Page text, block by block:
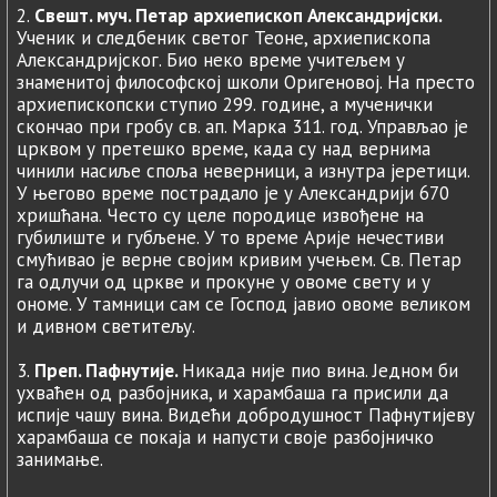
2. Свешт. муч. Петар архиепископ Александријски.
Ученик и следбеник светог Теоне, архиепископа
Александријског. Био неко време учитељем у
знаменитој философској школи Оригеновој. На престо
архиепископски ступио 299. године, а мученички
скончао при гробу св. ап. Марка 311. год. Управљао је
црквом у претешко време, када су над вернима
чинили насиље споља неверници, а изнутра јеретици.
У његово време пострадало је у Александрији 670
хришћана. Често су целе породице извођене на
губилиште и губљене. У то време Арије нечестиви
смућивао је верне својим кривим учењем. Св. Петар
га одлучи од цркве и прокуне у овоме свету и у
ономе. У тамници сам се Господ јавио овоме великом
и дивном светитељу.
3. Преп. Пафнутије.Никада није пио вина. Једном би
ухваћен од разбојника, и харамбаша га присили да
испије чашу вина. Видећи добродушност Пафнутијеву
харамбаша се покаја и напусти своје разбојничко
занимање.